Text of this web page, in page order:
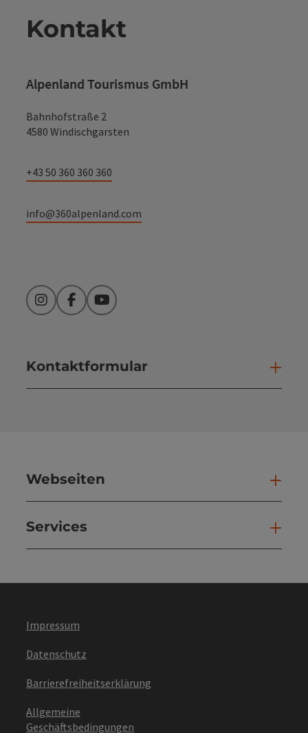
Kontakt
Alpenland Tourismus GmbH
Bahnhofstraße 2
4580 Windischgarsten
+43 50 360 360 360
info@360alpenland.com
InstagramFacebookYouTube
Kontaktformular
Webseiten
Services
Impressum
Datenschutz
Barrierefreiheitserklärung
Allgemeine
Geschäftsbedingungen